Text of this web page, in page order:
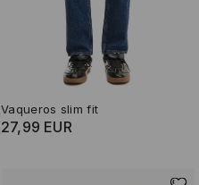
Vaqueros slim fit
27,99 EUR